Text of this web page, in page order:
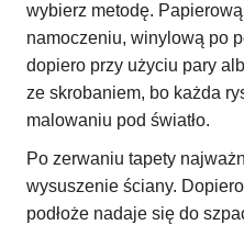
wybierz metodę.
namoczeniu, winylową po
dopiero przy użyciu pary
ze skrobaniem, bo każda
malowaniu pod światło.
Po zerwaniu tapety
wysuszenie ściany.
podłoże nadaje się do